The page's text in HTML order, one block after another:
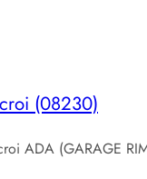
(08230)
ADA (GARAGE